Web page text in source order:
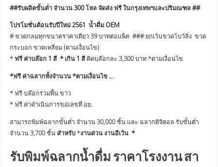
##รับผลิตขั้นต่ำ จำนวน 300 โหล จัดส่ง ฟรี ในกรุงเทพฯและปริมณฑล ##
โปรโมชั่นต้อนรับปีใหม่ 2561 น้ำดื่ม OEM
# ขวดกลมทุกขนาดราคาเดียว 39 บาทต่อแพ็ค ### ยกเว้นขวดโบว์ลิ่ง ขวด
กระบอก ขวดเหลี่ยม (ตามเงื่อนไข)
*ฟรี ค่าบล๊อก 1 สี * เกิน 1 สี คิดบล๊อกละ 3,300 บาท *ตามเงื่อนไข
*ฟรี ค่าฉลากทั้งจำนวน *ตามเงื่อนไข …
* ฟรี บล๊อกร่วมพื้น ขาว
* ฟรี ค่าดำเนินการขอเลขที่ อย.
สามารถพิมพ์ฉลากขั้นต่ำ จำนวน 30,000 ชิ้น และ ฉลากดิจิตอล รับขั้นต่ำ
จำนวน 3,700 ชิ้นสำหรับ*งานด่วน งานอีเว้น *
รับพิมพ์ฉลากน้ำดื่ม ราคาโรงงาน สา